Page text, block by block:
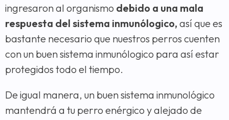
ingresaron al organismo debido a una mala
respuesta del sistema inmunólogico, así que es
bastante necesario que nuestros perros cuenten
con un buen sistema inmunólogico para así estar
protegidos todo el tiempo.
De igual manera, un buen sistema inmunológico
mantendrá a tu perro enérgico y alejado de